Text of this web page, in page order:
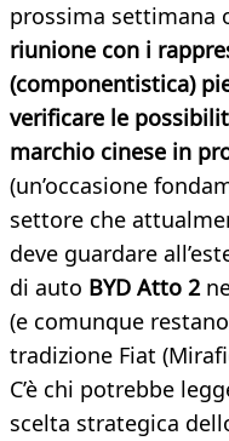
prossima settimana
riunione con i
(componentistica)
verificare le
marchio cinese in
(un’occasione
settore che
deve guardare
di auto BYD Atto 2
(e comunque
tradizione Fiat
C’è chi potrebbe
scelta strategica